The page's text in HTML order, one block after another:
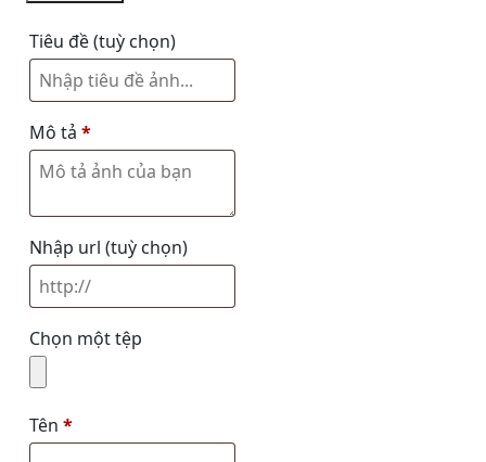
Tiêu đề(tuỳ chọn)
Mô tả *
Nhập url (tuỳ chọn)
Chọn một tệp
Tên *